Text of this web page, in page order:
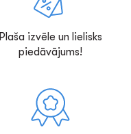
Plaša izvēle un lielisks
piedāvājums!